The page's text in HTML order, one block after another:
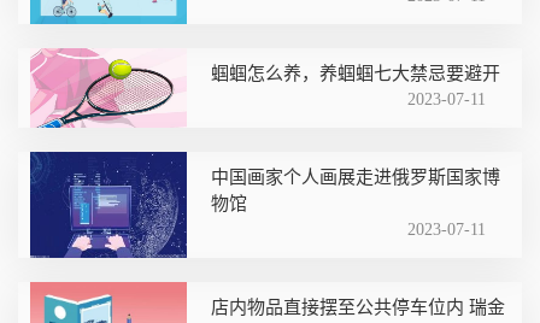
蝈蝈怎么养，养蝈蝈七大禁忌要避开
2023-07-11
中国画家个人画展走进俄罗斯国家博
物馆
2023-07-11
店内物品直接摆至公共停车位内 瑞金